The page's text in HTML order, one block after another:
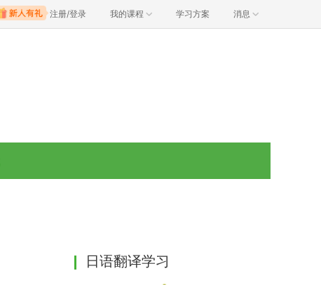
注册/登录 我的课程 学习方案 消息
日语翻译学习